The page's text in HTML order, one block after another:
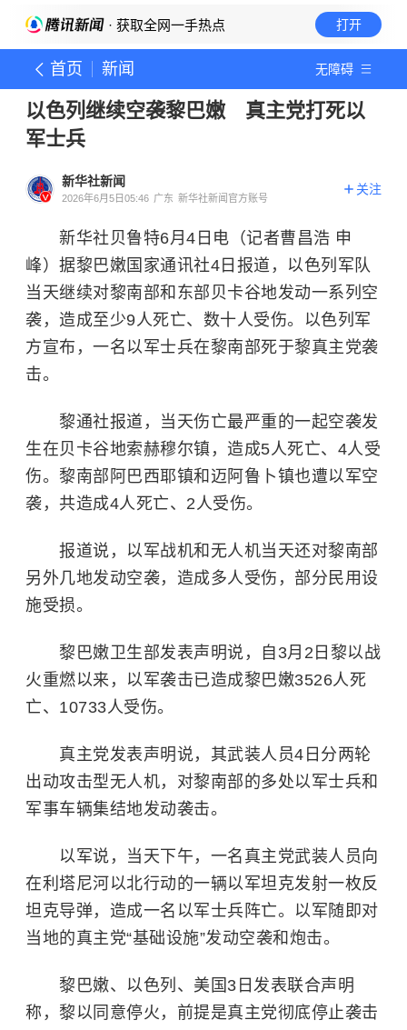
· 获取全网一手热点 打开
首页 新闻 无障碍
以色列继续空袭黎巴嫩 真主党打死以
军士兵
新华社新闻
2026年6月5日05:46 广东 新华社新闻官方账号
关注
新华社贝鲁特6月4日电（记者曹昌浩 申
峰）据黎巴嫩国家通讯社4日报道，以色列军队
当天继续对黎南部和东部贝卡谷地发动一系列空
袭，造成至少9人死亡、数十人受伤。
以色列 军
方宣布，一名以军士兵在黎南部死于黎真主党袭
击。
黎通社报道，当天伤亡最严重的一起空袭发
生在贝卡谷地索赫穆尔镇，造成5人死亡、4人受
伤。黎南部阿巴西耶镇和迈阿鲁卜镇也遭以军空
袭，共造成4人死亡、2人受伤。
报道说，以军战机和无人机当天还对黎南部
另外几地发动空袭，造成多人受伤，部分民用设
施受损。
黎巴嫩卫生部发表声明说，自3月2日黎以战
火重燃以来，以军袭击已造成黎巴嫩3526人死
亡、10733人受伤。
真主党发表声明说，其武装人员4日分两轮
出动攻击型无人机，对黎南部的多处以军士兵和
军事车辆集结地发动袭击。
以军说，当天下午，一名真主党武装人员向
在利塔尼河以北行动的一辆以军坦克发射一枚反
坦克导弹，造成一名以军士兵阵亡。以军随即对
当地的真主党“基础设施”发动空袭和炮击。
黎巴嫩、以色列、美国3日发表联合声明
称，黎以同意停火，前提是真主党彻底停止袭击